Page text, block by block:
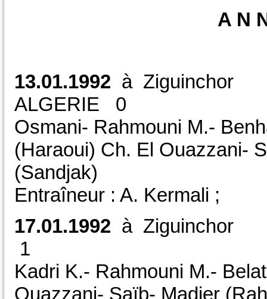
A N
13.01.1992 à
ALGERIE 0
Osmani- Rahmouni M.-
(Haraoui) Ch. El Ouazzani-
(Sandjak)
Entraîneur : A. Kermali ;
17.01.1992 à
1 CAN /
Kadri K.- Rahmouni M.-
Ouazzani- Saïb- Madjer